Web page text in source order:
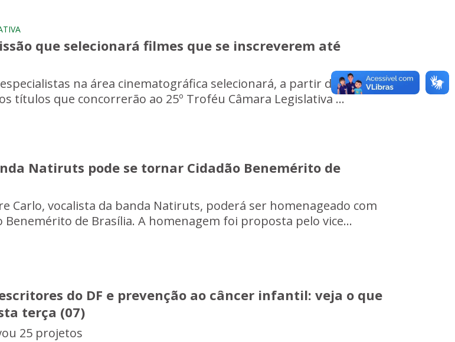
que selecionará filmes que se inscreverem até
na área cinematográfica selecionará, a partir da
títulos que concorrerão ao 25º Troféu Câmara Legislativa ...
Natiruts pode se tornar Cidadão Benemérito de
Carlo, vocalista da banda Natiruts, poderá ser homenageado com
Benemérito de Brasília. A homenagem foi proposta pelo vice...
do DF e prevenção ao câncer infantil: veja o que
terça (07)
25 projetos